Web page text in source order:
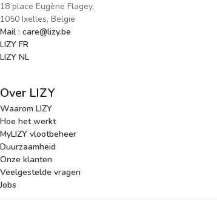
18 place Eugène Flagey,
1050 Ixelles, België
Mail : care@lizy.be
LIZY FR
LIZY NL
Over LIZY
Waarom LIZY
Hoe het werkt
MyLIZY vlootbeheer
Duurzaamheid
Onze klanten
Veelgestelde vragen
Jobs